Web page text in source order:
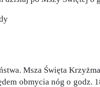
Msza Święta
obmycia nóg o godz.